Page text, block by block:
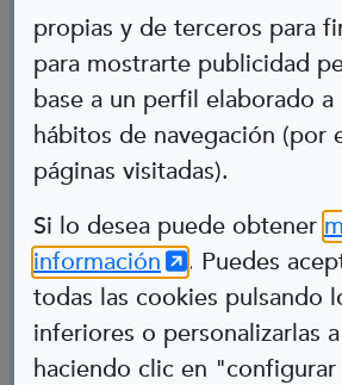
propias y de terceros para
para mostrarte publicidad
base a un perfil elaborado
hábitos de navegación (por
páginas visitadas).
Si lo desea puede obtener
información (Abre en nueva
. Puedes
todas las cookies pulsando
inferiores o personalizarlas
haciendo clic en
Amador
Actor
Cerebral palsy
Abre en nueva ventana